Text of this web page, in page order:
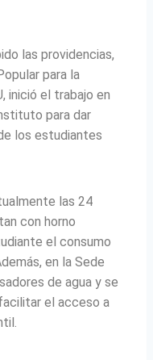
las providencias,
para la
inició el trabajo en
para dar
los estudiantes
las 24
con horno
el consumo
en la Sede
de agua y se
el acceso a